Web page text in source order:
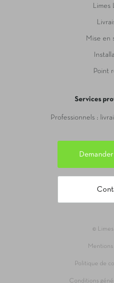
Limes
Mise en
Point
Services
Professionnels :
©
Mentions
Politique de
Conditions